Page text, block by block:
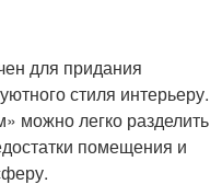
для придания
стиля интерьеру.
можно легко разделить
помещения и